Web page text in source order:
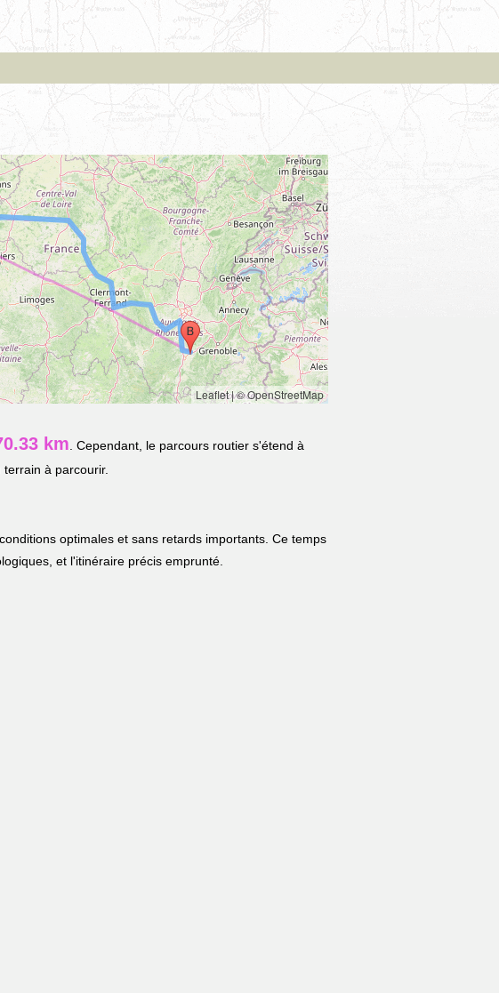
Leaflet|© OpenStreetMap
km . Cependant, le parcours routier s'étend à
à parcourir.
conditions optimales et sans retards importants. Ce temps
et l'itinéraire précis emprunté.